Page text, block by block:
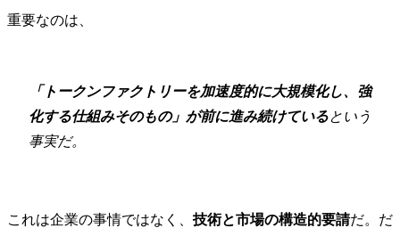
重要なのは、
「トークンファクトリーを加速度的に大規模化し、強
化する仕組みそのもの」が前に進み続けているという
事実だ。
これは企業の事情ではなく、 技術と市場の構造的要請だ。だ